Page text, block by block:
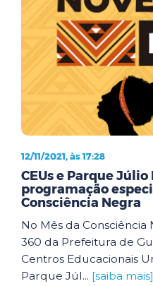
12/11/2021, às 17:28
CEUs e Parque
programação
Consciência Negra
No Mês da
360 da Prefeitura de
Centros Educacionais
Parque Júl... [saiba mais]